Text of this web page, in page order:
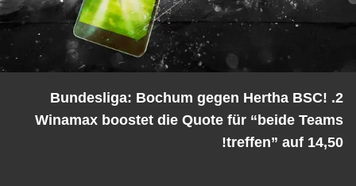
2. Bundesliga: Bochum gegen Hertha BSC!
Winamax boostet die Quote für “beide Teams
treffen” auf 14,50!